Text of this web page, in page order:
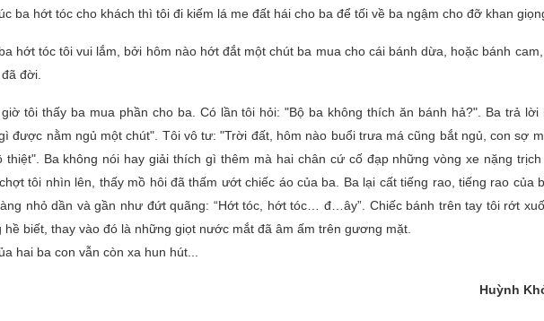
ba hớt tóc cho khách thì tôi đi kiếm lá me đất hái cho ba để tối về ba ngậm cho đỡ khan
hớt tóc tôi vui lắm, bởi hôm nào hớt đắt một chút ba mua cho cái bánh dừa, hoặc bánh
đời.
tôi thấy ba mua phần cho ba. Có lần tôi hỏi: "Bộ ba không thích ăn bánh hả?". Ba trả lời
được nằm ngủ một chút". Tôi vô tư: "Trời đất, hôm nào buổi trưa má cũng bắt ngủ, con sợ
thiệt". Ba không nói hay giải thích gì thêm mà hai chân cứ cố đạp những vòng xe nặng
tôi nhìn lên, thấy mồ hôi đã thấm ướt chiếc áo của ba. Ba lại cất tiếng rao, tiếng rao của
nhỏ dần và gần như đứt quãng: “Hớt tóc, hớt tóc… đ…ây”. Chiếc bánh trên tay tôi rớt
hề biết, thay vào đó là những giọt nước mắt đã âm ấm trên gương mặt.
hai ba con vẫn còn xa hun hút...
Huỳnh